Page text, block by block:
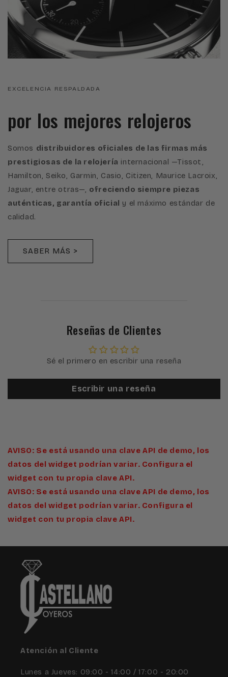
EXCELENCIA RESPALDADA
por los mejores relojeros
Somos distribuidores oficiales de las firmas más
prestigiosas de la relojería internacional —Tissot,
Hamilton, Seiko, Garmin, Casio, Citizen, Maurice Lacroix,
Jaguar, entre otras—, ofreciendo siempre piezas
auténticas, garantía oficial y el máximo estándar de
calidad.
SABER MÁS >
Reseñas de Clientes
Sé el primero en escribir una reseña
Escribir una reseña
AVISO: Se está usando una clave API de demo, los
datos del widget podrían variar. Configura el
widget con tu propia clave API.
AVISO: Se está usando una clave API de demo, los
datos del widget podrían variar. Configura el
widget con tu propia clave API.
Atención al Cliente
Lunes a Jueves: 09:00 - 14:00 / 17:00 - 20:00